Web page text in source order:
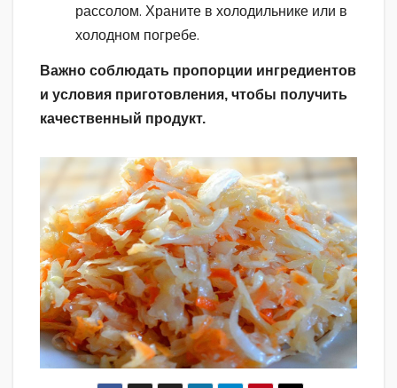
рассолом. Храните в холодильнике или в
холодном погребе.
Важно соблюдать пропорции ингредиентов
и условия приготовления, чтобы получить
качественный продукт.